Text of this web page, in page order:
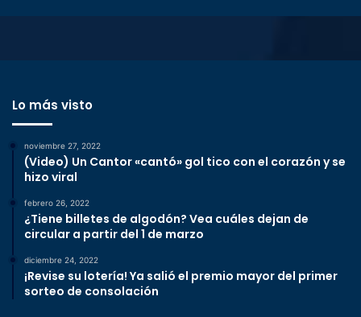
Lo más visto
noviembre 27, 2022
(Video) Un Cantor «cantó» gol tico con el corazón y se
hizo viral
febrero 26, 2022
¿Tiene billetes de algodón? Vea cuáles dejan de
circular a partir del 1 de marzo
diciembre 24, 2022
¡Revise su lotería! Ya salió el premio mayor del primer
sorteo de consolación